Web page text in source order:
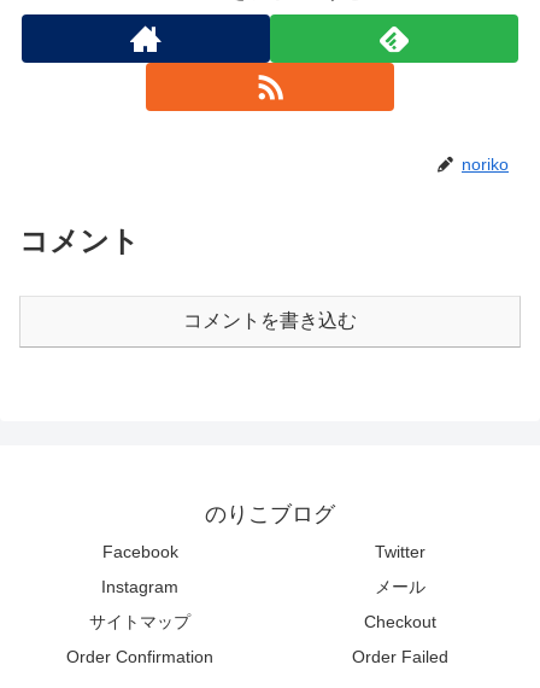
noriko
コメント
コメントを書き込む
のりこブログ
Facebook
Twitter
Instagram
メール
サイトマップ
Checkout
Order Confirmation
Order Failed